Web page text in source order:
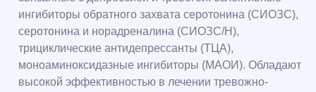
ингибиторы обратного захвата серотонина (СИОЗС),
серотонина и норадреналина (СИОЗС/Н),
трициклические антидепрессанты (ТЦА),
моноаминоксидазные ингибиторы (МАОИ). Обладают
высокой эффективностью в лечении тревожно-